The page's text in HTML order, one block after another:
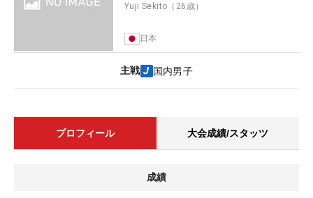
Yuji Sekito （26歳）
日本
主戦 国内男子
プロフィール 大会成績/スタッツ
成績